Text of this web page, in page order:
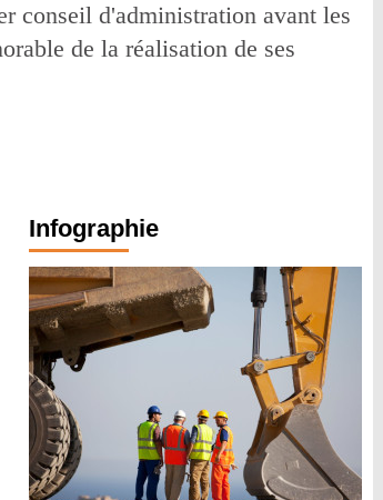
conseil d'administration avant les
de la réalisation de ses
Infographie